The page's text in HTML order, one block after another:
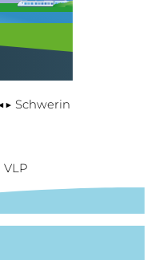
Schwerin
VLP